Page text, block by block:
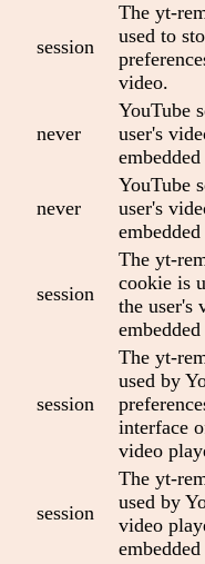
session
The yt-
used to
video.
never
YouTube
user's
never
YouTube
user's
session
The yt-
cookie is
the user's
session
The yt-
used by
interface
video
session
The yt-
used by
video